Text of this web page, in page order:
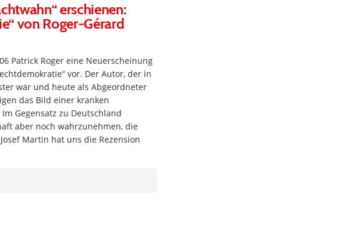
erschienen:
von Roger-Gérard
Patrick Roger eine Neuerscheinung
vor. Der Autor, der in
war und heute als Abgeordneter
das Bild einer kranken
Gegensatz zu Deutschland
aber noch wahrzunehmen, die
Martin hat uns die Rezension